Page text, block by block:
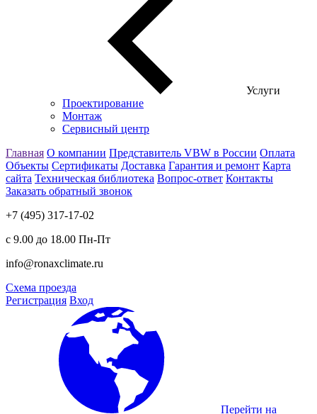
Услуги
Проектирование
Монтаж
Сервисный центр
Главная О компании Представитель VBW в России Оплата
Объекты Сертификаты Доставка Гарантия и ремонт Карта
сайта Техническая библиотека Вопрос-ответ Контакты
Заказать обратный звонок
+7 (495) 317-17-02
с 9.00 до 18.00 Пн-Пт
info@ronaxclimate.ru
Схема проезда
Регистрация Вход
Перейти на